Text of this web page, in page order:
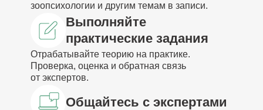
зоопсихологии и другим темам в записи.
Выполняйте
практические задания
Отрабатывайте теорию на практике.
Проверка, оценка и обратная связь
от экспертов.
Общайтесь с экспертами